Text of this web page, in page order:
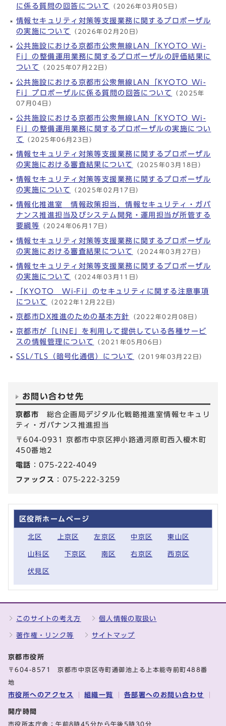
に係る質問の回答について
（2026年03月05日）
情報セキュリティ対策等支援業務に関するプロポーザル
の実施について
（2026年02月20日）
公共施設における京都市公衆無線LAN「KYOTO Wi-
Fi」の整備運用業務に関するプロポーザルの評価結果に
ついて
（2025年07月22日）
公共施設における京都市公衆無線LAN「KYOTO Wi-
Fi」プロポーザルに係る質問の回答について
（2025年
07月04日）
公共施設における京都市公衆無線LAN「KYOTO Wi-
Fi」の整備運用業務に関するプロポーザルの実施につい
て
（2025年06月23日）
情報セキュリティ対策等支援業務に関するプロポーザル
の実施における審査結果について
（2025年03月18日）
情報セキュリティ対策等支援業務に関するプロポーザル
の実施について
（2025年02月17日）
情報化推進室 情報政策担当，情報セキュリティ・ガバ
ナンス推進担当及びシステム開発・運用担当が所管する
要綱等
（2024年06月17日）
情報セキュリティ対策等支援業務に関するプロポーザル
の実施における審査結果について
（2024年03月27日）
情報セキュリティ対策等支援業務に関するプロポーザル
の実施について
（2024年03月11日）
「KYOTO Wi-Fi」のセキュリティに関する注意事項
について
（2022年12月22日）
京都市DX推進のための基本方針 （2022年02月08日）
京都市が「LINE」を利用して提供している各種サービ
スの情報管理について
（2021年05月06日）
SSL/TLS（暗号化通信）について （2019年03月22日）
お問い合わせ先
京都市 総合企画局デジタル化戦略推進室情報セキュリ
ティ・ガバナンス推進担当
〒604-0931 京都市中京区押小路通河原町西入榎木町
450番地2
電話 ：075-222-4049
ファックス ：075-222-3259
区役所ホームページ
北区 上京区 左京区 中京区 東山区
山科区 下京区 南区 右京区 西京区
伏見区
このサイトの考え方 個人情報の取扱い
著作権・リンク等 サイトマップ
京都市役所
〒604-8571 京都市中京区寺町通御池上る上本能寺前町488番
地
市役所へのアクセス 組織一覧 各部署へのお問い合わせ
開庁時間
市役所本庁舎：午前8時45分から午後5時30分